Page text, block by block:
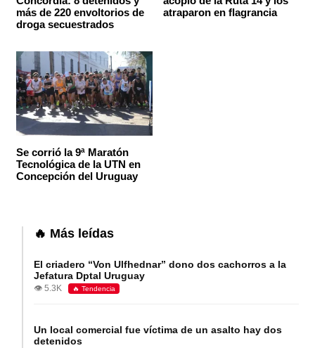
más de 220 envoltorios de
droga secuestrados
atraparon en flagrancia
Se corrió la 9ª Maratón
Tecnológica de la UTN en
Concepción del Uruguay
🔥 Más leídas
El criadero “Von Ulfhednar” dono dos cachorros a la
Jefatura Dptal Uruguay
👁️ 5.3K 🔥 Tendencia
Un local comercial fue víctima de un asalto hay dos
detenidos